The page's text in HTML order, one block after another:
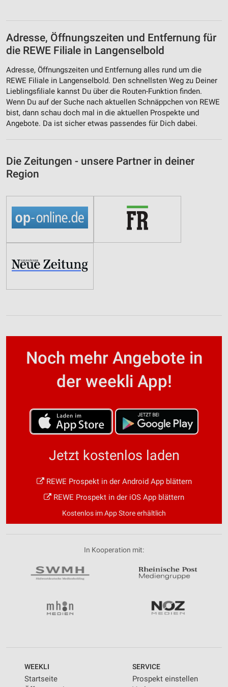
Adresse, Öffnungszeiten und Entfernung für
die REWE Filiale in Langenselbold
Adresse, Öffnungszeiten und Entfernung alles rund um die
REWE Filiale in Langenselbold. Den schnellsten Weg zu Deiner
Lieblingsfiliale kannst Du über die Routen-Funktion finden.
Wenn Du auf der Suche nach aktuellen Schnäppchen von REWE
bist, dann schau doch mal in die aktuellen Prospekte und
Angebote. Da ist sicher etwas passendes für Dich dabei.
Die Zeitungen - unsere Partner in deiner
Region
Noch mehr Angebote in
der weekli App!
Jetzt kostenlos laden
REWE Prospekt in der Android App blättern
REWE Prospekt in der iOS App blättern
Kostenlos im App Store erhältlich
In Kooperation mit:
WEEKLI
Startseite
SERVICE
Prospekt einstellen